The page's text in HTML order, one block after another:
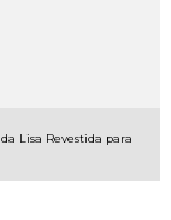
Lisa Revestida para